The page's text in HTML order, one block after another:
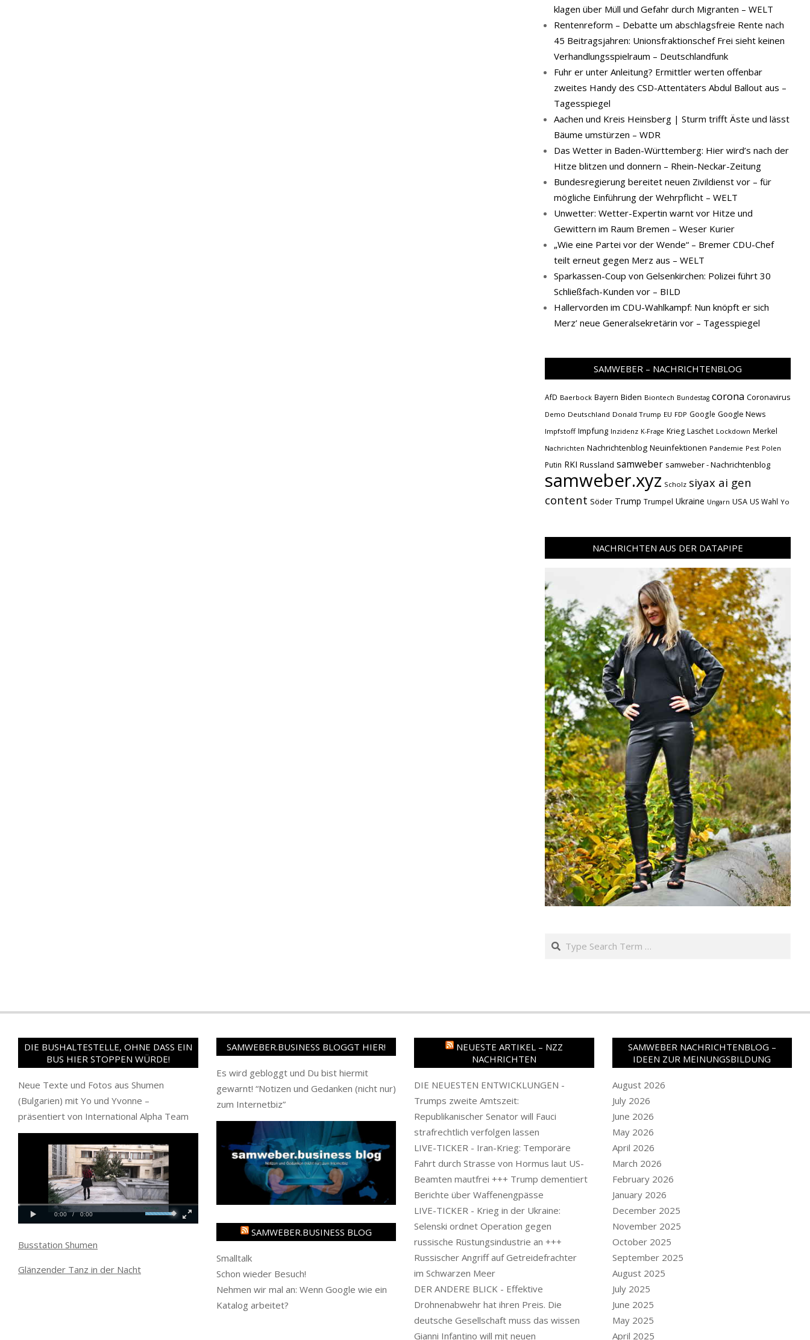
klagen über Müll und Gefahr durch Migranten – WELT
Rentenreform – Debatte um abschlagsfreie Rente nach
45 Beitragsjahren: Unionsfraktionschef Frei sieht keinen
Verhandlungsspielraum – Deutschlandfunk
Fuhr er unter Anleitung? Ermittler werten offenbar
zweites Handy des CSD-Attentäters Abdul Ballout aus –
Tagesspiegel
Aachen und Kreis Heinsberg | Sturm trifft Äste und lässt
Bäume umstürzen – WDR
Das Wetter in Baden-Württemberg: Hier wird’s nach der
Hitze blitzen und donnern – Rhein-Neckar-Zeitung
Bundesregierung bereitet neuen Zivildienst vor – für
mögliche Einführung der Wehrpflicht – WELT
Unwetter: Wetter-Expertin warnt vor Hitze und
Gewittern im Raum Bremen – Weser Kurier
„Wie eine Partei vor der Wende“ – Bremer CDU-Chef
teilt erneut gegen Merz aus – WELT
Sparkassen-Coup von Gelsenkirchen: Polizei führt 30
Schließfach-Kunden vor – BILD
Hallervorden im CDU-Wahlkampf: Nun knöpft er sich
Merz’ neue Generalsekretärin vor – Tagesspiegel
SAMWEBER – NACHRICHTENBLOG
AfD Baerbock Bayern Biden Biontech Bundestag corona Coronavirus
Demo Deutschland Donald Trump EU FDP Google Google News
Impfstoff Impfung Inzidenz K-Frage Krieg Laschet Lockdown Merkel
Nachrichten Nachrichtenblog Neuinfektionen Pandemie Pest Polen
Putin RKI Russland samweber samweber - Nachrichtenblog
samweber.xyz Scholz siyax ai gen
content Söder Trump Trumpel Ukraine Ungarn USA US Wahl Yo
NACHRICHTEN AUS DER DATAPIPE
Search
DIE BUSHALTESTELLE, OHNE DASS EIN
BUS HIER STOPPEN WÜRDE!
Neue Texte und Fotos aus Shumen
(Bulgarien) mit Yo und Yvonne –
präsentiert von International Alpha Team
Busstation Shumen
Glänzender Tanz in der Nacht
SAMWEBER.BUSINESS BLOGGT HIER!
Es wird gebloggt und Du bist hiermit
gewarnt! “Notizen und Gedanken (nicht nur)
zum Internetbiz”
SAMWEBER.BUSINESS BLOG
Smalltalk
Schon wieder Besuch!
Nehmen wir mal an: Wenn Google wie ein
Katalog arbeitet?
NEUESTE ARTIKEL – NZZ
NACHRICHTEN
DIE NEUESTEN ENTWICKLUNGEN -
Trumps zweite Amtszeit:
Republikanischer Senator will Fauci
strafrechtlich verfolgen lassen
LIVE-TICKER - Iran-Krieg: Temporäre
Fahrt durch Strasse von Hormus laut US-
Beamten mautfrei +++ Trump dementiert
Berichte über Waffenengpässe
LIVE-TICKER - Krieg in der Ukraine:
Selenski ordnet Operation gegen
russische Rüstungsindustrie an +++
Russischer Angriff auf Getreidefrachter
im Schwarzen Meer
DER ANDERE BLICK - Effektive
Drohnenabwehr hat ihren Preis. Die
deutsche Gesellschaft muss das wissen
Gianni Infantino will mit neuen
SAMWEBER NACHRICHTENBLOG –
IDEEN ZUR MEINUNGSBILDUNG
August 2026
July 2026
June 2026
May 2026
April 2026
March 2026
February 2026
January 2026
December 2025
November 2025
October 2025
September 2025
August 2025
July 2025
June 2025
May 2025
April 2025